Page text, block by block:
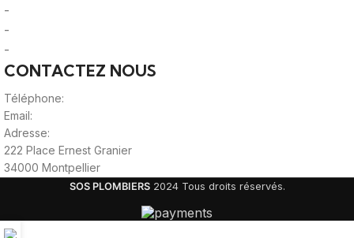
-
-
-
CONTACTEZ NOUS
Téléphone:
Email:
Adresse:
222 Place Ernest Granier
34000 Montpellier
SOS PLOMBIERS 2024 Tous droits réservés.